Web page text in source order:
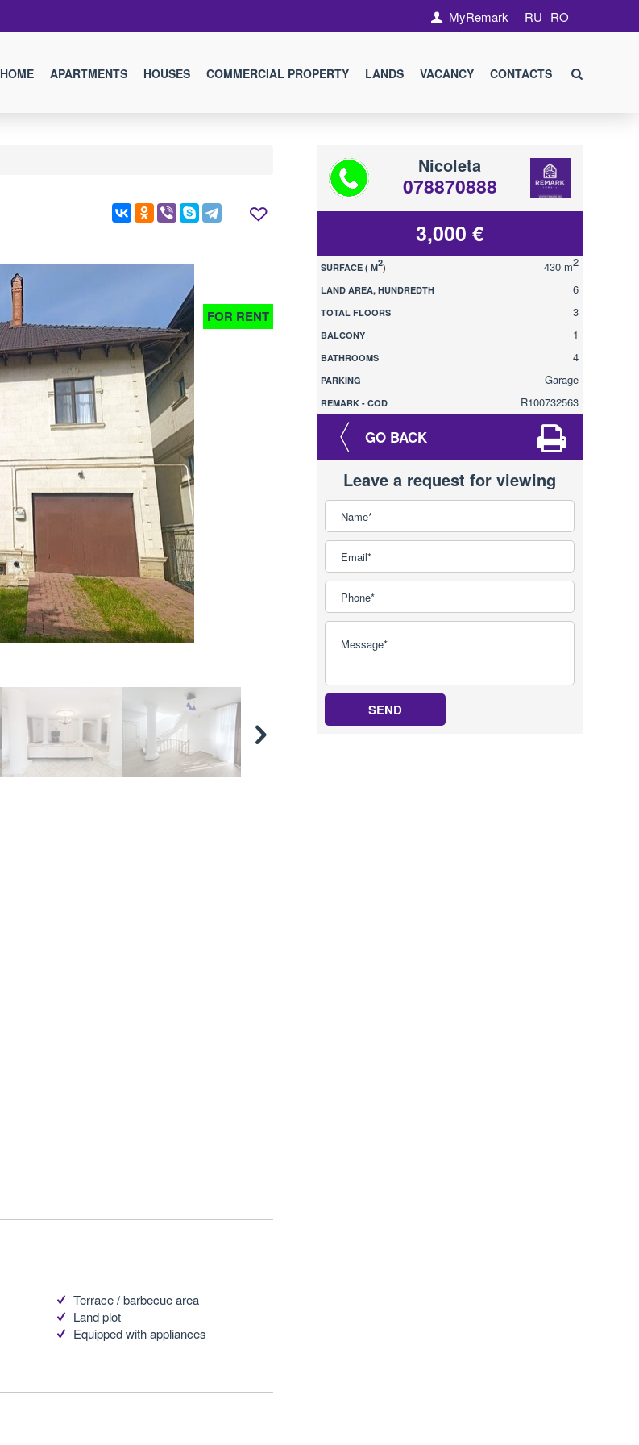
MyRemark RU RO
HOME APARTMENTS HOUSES COMMERCIAL PROPERTY LANDS VACANCY CONTACTS
FOR RENT
Nicoleta
078870888
3,000 €
SURFACE ( М2) 430 m2
LAND AREA, HUNDREDTH 6
TOTAL FLOORS 3
BALCONY 1
BATHROOMS 4
PARKING Garage
REMARK - COD R100732563
GO BACK
Leave a request for viewing
SEND
Terrace / barbecue area
Land plot
Equipped with appliances